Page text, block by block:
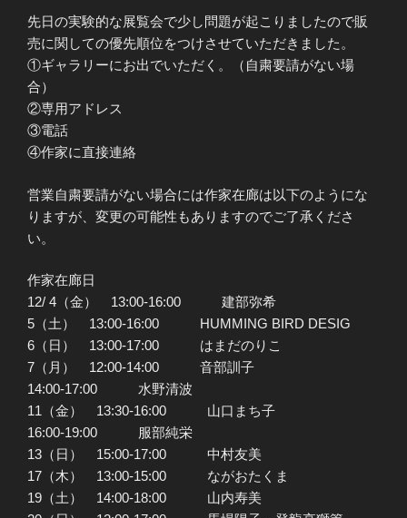
先日の実験的な展覧会で少し問題が起こりましたので販
売に関しての優先順位をつけさせていただきました。
①ギャラリーにお出でいただく。（自粛要請がない場
合）
②専用アドレス
③電話
④作家に直接連絡
営業自粛要請がない場合には作家在廊は以下のようにな
りますが、変更の可能性もありますのでご了承くださ
い。
作家在廊日
12/ 4（金） 13:00-16:00 建部弥希
5（土） 13:00-16:00 HUMMING BIRD DESIG
6（日） 13:00-17:00 はまだのりこ
7（月） 12:00-14:00 音部訓子
14:00-17:00 水野清波
11（金） 13:30-16:00 山口まち子
16:00-19:00 服部純栄
13（日） 15:00-17:00 中村友美
17（木） 13:00-15:00 ながおたくま
19（土） 14:00-18:00 山内寿美